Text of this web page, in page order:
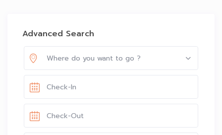
Advanced Search
Where do you want to go ?